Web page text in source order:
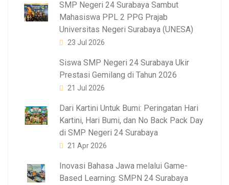
SMP Negeri 24 Surabaya Sambut
Mahasiswa PPL 2 PPG Prajab
Universitas Negeri Surabaya (UNESA)
23 Jul 2026
Siswa SMP Negeri 24 Surabaya Ukir
Prestasi Gemilang di Tahun 2026
21 Jul 2026
Dari Kartini Untuk Bumi: Peringatan Hari
Kartini, Hari Bumi, dan No Back Pack Day
di SMP Negeri 24 Surabaya
21 Apr 2026
Inovasi Bahasa Jawa melalui Game-
Based Learning: SMPN 24 Surabaya